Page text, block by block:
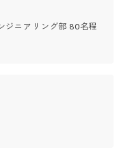
ジニアリング部 80名程